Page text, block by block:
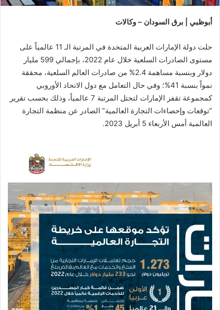
أبوظبي | برق السودان – وكالات
حلت دولة الإمارات العربية المتحدة في المرتبة الـ 11 عالمياً على
مستوى الصادرات السلعية خلال عام 2022، بإجمالي 599 مليار
دولار وبنسبة مساهمة 2.4% من صادرات العالم السلعية، محققة
نمواً بنسبة 41%؛ وفي حال التعامل مع دول الاتحاد الأوروبي
كمجموعة تقفز الإمارات لتحتل المرتبة 7 عالمياً، وذلك بحسب تقرير
“توقعات وإحصاءات التجارة العالمية” الصادر عن منظمة التجارة
العالمية أمس الأربعاء 5 أبريل 2023.